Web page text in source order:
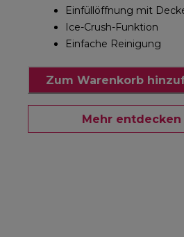
Einfüllöffnung mit
Ice-Crush-Funktion
Einfache Reinigung
Zum Warenkorb
Mehr entdecken